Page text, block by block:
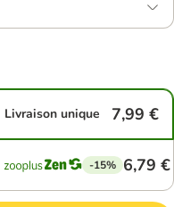
Livraison unique 7,99 €
-15% 6,79 €